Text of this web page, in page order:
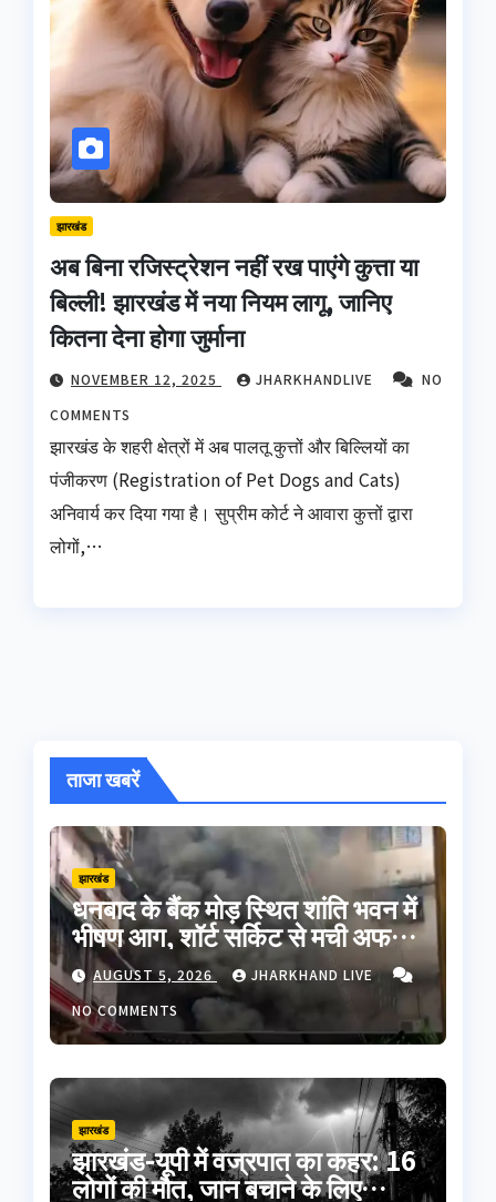
झारखंड
अब बिना रजिस्ट्रेशन नहीं रख पाएंगे कुत्ता या
बिल्ली! झारखंड में नया नियम लागू, जानिए
कितना देना होगा जुर्माना
NOVEMBER 12, 2025 JHARKHANDLIVE
NO
COMMENTS
झारखंड के शहरी क्षेत्रों में अब पालतू कुत्तों और बिल्लियों का
पंजीकरण (Registration of Pet Dogs and Cats)
अनिवार्य कर दिया गया है। सुप्रीम कोर्ट ने आवारा कुत्तों द्वारा
लोगों,…
ताजा खबरें
झारखंड
धनबाद के बैंक मोड़ स्थित शांति भवन में
भीषण आग, शॉर्ट सर्किट से मची अफरा-
तफरी; बड़ा हादसा टला
AUGUST 5, 2026
JHARKHAND LIVE
NO COMMENTS
झारखंड
झारखंड-यूपी में वज्रपात का कहर: 16
लोगों की मौत, जान बचाने के लिए